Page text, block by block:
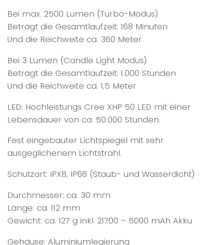
Bei max. 2500 Lumen (Turbo-Modus)
Beträgt die Gesamtlaufzeit: 168 Minuten
Und die Reichweite ca. 360 Meter
Bei 3 Lumen (Candle Light Modus)
Beträgt die Gesamtlaufzeit: 1.000 Stunden
Und die Reichweite ca. 1,5 Meter
LED: Hochleistungs Cree XHP 50 LED mit einer
Lebensdauer von ca. 50.000 Stunden.
Fest eingebauter Lichtspiegel mit sehr
ausgeglichenem Lichtstrahl.
Schutzart: IPX8, IP68 (Staub- und Wasserdicht)
Durchmesser: ca. 30 mm
Länge: ca. 112 mm
Gewicht: ca. 127 g inkl. 21700 – 5000 mAh Akku
Gehäuse: Aluminiumlegierung